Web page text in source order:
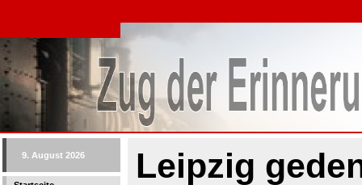
9. August 2026
Leipzig